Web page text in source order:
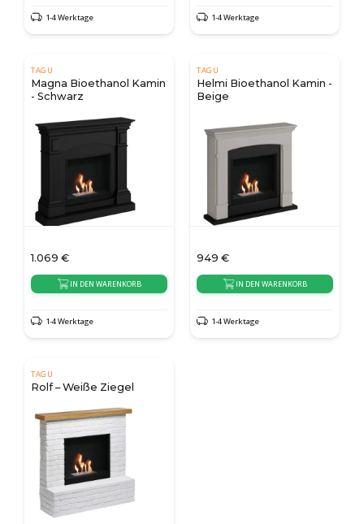
1-4 Werktage 1-4 Werktage
TAGU
Magna Bioethanol Kamin
- Schwarz
1.069 €
IN DEN WARENKORB
1-4 Werktage
TAGU
Helmi Bioethanol Kamin -
Beige
949 €
IN DEN WARENKORB
1-4 Werktage
TAGU
Rolf – Weiße Ziegel